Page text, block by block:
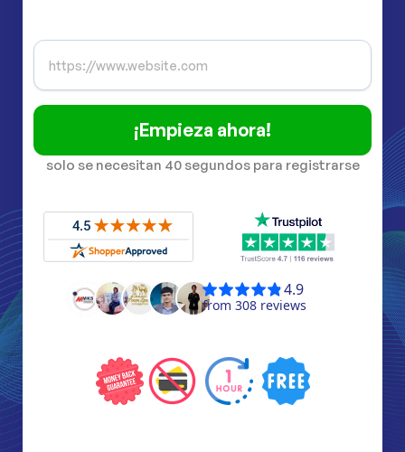
¡Empieza ahora!
solo se necesitan 40 segundos para registrarse